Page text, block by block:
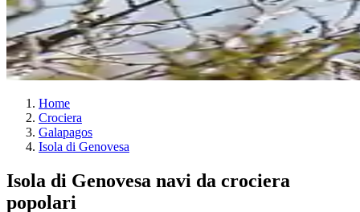
Home
Crociera
Galapagos
Isola di Genovesa
Isola di Genovesa navi da crociera
popolari